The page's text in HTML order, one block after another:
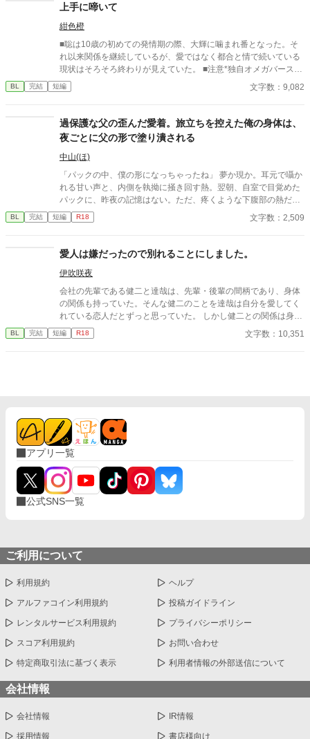
上手に啼いて
紺色橙
■聡は10歳の初めての発情期の際、大輝に噛まれ番となった。そ
れ以来関係を継続しているが、愛ではなく都合と情で続いている
現状はそろそろ終わりが見えていた。 ■注意*独自オメガバース設
定。■『それは愛か本能か』と同じ世界設定です。関係は一切な
し。
BL 完結 短編 文字数：9,082
過保護な父の歪んだ愛着。旅立ちを控えた俺の身体は、
夜ごとに父の形で塗り潰される
中山(ほ)
「パックの中、僕の形になっちゃったね」 夢か現か。耳元で囁か
れる甘い声と、内側を執拗に掻き回す熱。翌朝、自室で目覚めた
パックに、昨夜の記憶はない。ただ、疼くような下腹部の熱だけ
が残っていた。 相談しようと向かった相手こそが、自分を侵食し
ている張本人だとも知らずに、パックは父の部屋の扉を開く。 こ
BL 完結 短編 R18 文字数：2,509
愛人は嫌だったので別れることにしました。
伊吹咲夜
会社の先輩である健二と達哉は、先輩・後輩の間柄であり、身体
の関係も持っていた。そんな健二のことを達哉は自分を愛してく
れている恋人だとずっと思っていた。 しかし健二との関係は身体
だけで、それ以上のことはない。疑問に思っていた日、健二が結
婚したと朝礼で報告が。健二は達哉のことを愛してはいなかった
BL 完結 短編 R18 文字数：10,351
アプリ一覧
公式SNS一覧
ご利用について
利用規約 ヘルプ
アルファコイン利用規約 投稿ガイドライン
レンタルサービス利用規約 プライバシーポリシー
スコア利用規約 お問い合わせ
特定商取引法に基づく表示 利用者情報の外部送信について
会社情報
会社情報 IR情報
採用情報 書店様向け